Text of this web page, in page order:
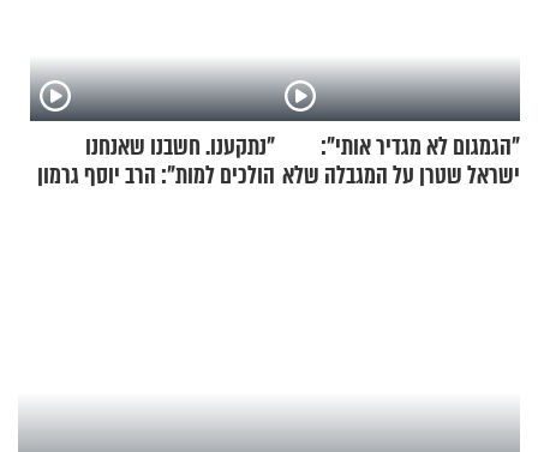
"הגמגום לא מגדיר אותי":
ישראל שטרן על המגבלה שלא
"נתקענו. חשבנו שאנחנו
הולכים למות": הרב יוסף גרמון